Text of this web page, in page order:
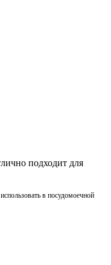
подходит для
в посудомоечной